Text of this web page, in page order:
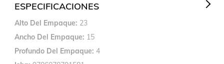
ESPECIFICACIONES
Alto Del Empaque 23
Ancho Del Empaque
15
Profundo Del Empaque 4